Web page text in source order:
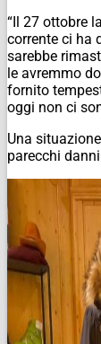
“Il 27 ottobre
corrente ci ha
sarebbe
le avremmo
fornito
oggi non ci
Una
parecchi